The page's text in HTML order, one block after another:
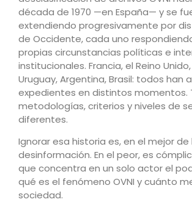
década de 1970 —en España— y se
extendiendo progresivamente por
de Occidente, cada uno
propias circunstancias políticas e
institucionales. Francia, el Reino
Uruguay, Argentina, Brasil: todos han
expedientes en distintos momentos.
metodologías, criterios y niveles de
diferentes.
Ignorar esa historia es, en el mejor de
desinformación. En el peor, es
que concentra en un solo actor el
qué es el fenómeno OVNI y cuánto
sociedad.